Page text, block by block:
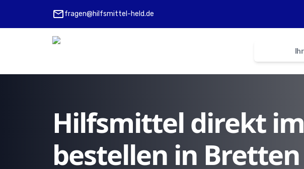
mailfragen@hilfsmittel-held.de
Hilfsmittel direkt
bestellen in Bretten